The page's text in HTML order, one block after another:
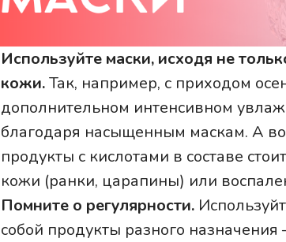
Используйте маски, исходя не
кожи.Так, например, с приходом
дополнительном интенсивном
благодаря насыщенным маскам. А
продукты с кислотами в составе
кожи (ранки, царапины) или
Помните о регулярности.
собой продукты разного